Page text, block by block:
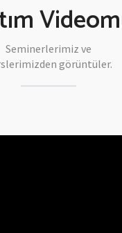
Seminerlerimiz ve
görüntüler.